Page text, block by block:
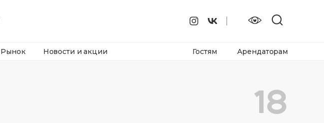
Рынок Новости и акции Гостям Арендаторам
18